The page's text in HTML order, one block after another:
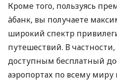
Кроме того, пользуясь
àбанк, вы получаете
широкий спектр
путешествий. В
доступным бесплатный
аэропортах по всему